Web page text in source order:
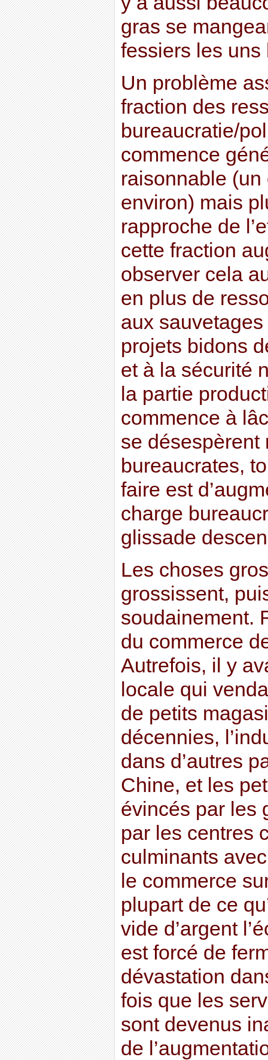
gras se
fessiers les uns
Un problème
fraction des
bureaucratie/
commence
raisonnable
environ) mais
rapproche de
cette fraction
observer cela
en plus de
aux
projets bidons
et à la sécurité
la partie
commence à
se désespèrent
bureaucrates,
faire est
charge
glissade
Les choses
grossissent,
soudainement.
du commerce
Autrefois, il y
locale qui
de petits
décennies,
dans d’autres
Chine, et les
évincés par les
par les centres
culminants
le commerce
plupart de ce
vide d’argent
est forcé de
dévastation
fois que les
sont devenus
de